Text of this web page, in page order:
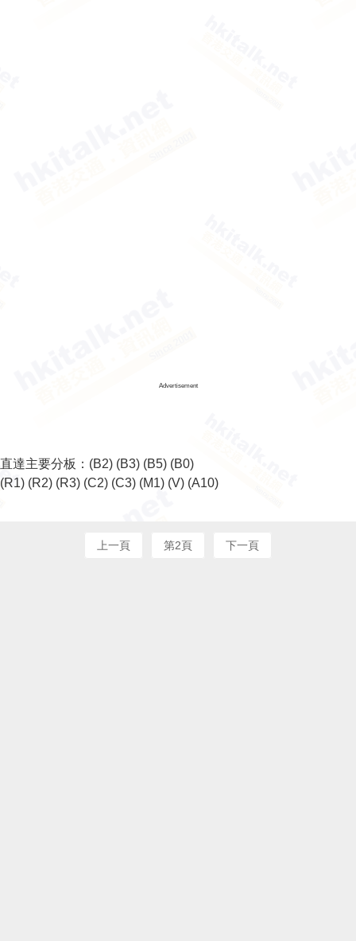
Advertisement
直達主要分板： (B2) (B3) (B5) (B0)
(R1) (R2) (R3) (C2) (C3) (M1) (V) (A10)
上一頁 第2頁 下一頁